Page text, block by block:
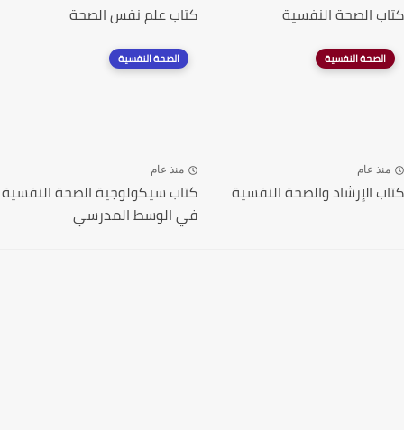
كتاب الصحة النفسية كتاب علم نفس الصحة
الصحة النفسية
منذ عام
كتاب الإرشاد والصحة النفسية
الصحة النفسية
منذ عام
كتاب سيكولوجية الصحة النفسية
في الوسط المدرسي